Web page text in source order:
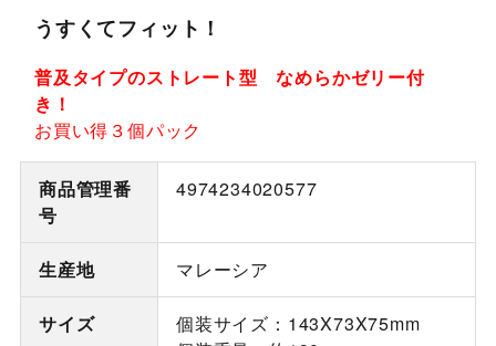
うすくてフィット！
普及タイプのストレート型 なめらかゼリー付
き！
お買い得３個パック
商品管理番
号
4974234020577
生産地 マレーシア
サイズ
個装サイズ：143X73X75mm